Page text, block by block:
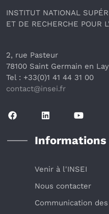
INSTITUT NATIONAL
ET DE RECHERCHE POUR
2, rue Pasteur
78100 Saint Germain en
Tel : +33(0)1 41 44 31 00
contact@insei.fr
Informations
Venir à l'INSEI
Nous contacter
Communication